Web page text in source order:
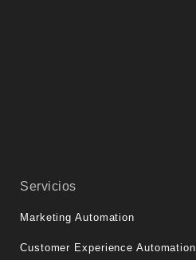
Servicios
Marketing Automation
Customer Experience Automation